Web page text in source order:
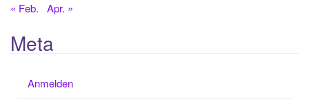
« Feb. Apr. »
Meta
Anmelden